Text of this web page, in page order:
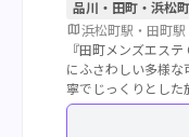
品川・田町・浜松町
map浜松町駅・田町駅
『田町メンズエス
にふさわしい多様
寧でじっくりとした
けします。当店なら